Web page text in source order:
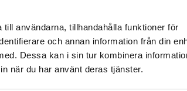
användarna, tillhandahålla funktioner för
och annan information från din
Dessa kan i sin tur kombinera
när du har använt deras tjänster.